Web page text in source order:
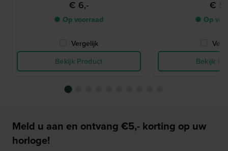
€ 6,-
● Op voorraad
Vergelijk
Bekijk Product
€
● Op
Bekijk
Meld u aan en ontvang €5,- korting op uw
horloge!